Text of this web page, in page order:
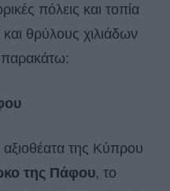
πόλεις και τοπία
θρύλους χιλιάδων
παρακάτω:
της Κύπρου
της Πάφου, το